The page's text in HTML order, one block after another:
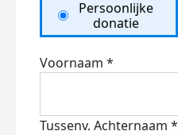
Persoonlijke
donatie
Voornaam *
Tussenv. Achternaam *